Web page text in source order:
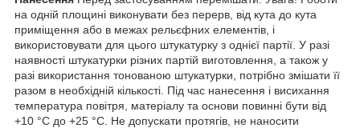
на одній площині виконувати без перерв, від кута до кута
приміщення або в межах рельєфних елементів, і
використовувати для цього штукатурку з однієї партії. У разі
наявності штукатурки різних партій виготовлення, а також у
разі використання тонованою штукатурки, потрібно змішати її
разом в необхідній кількості. Під час нанесення і висихання
температура повітря, матеріалу та основи повинні бути від
+10 °С до +25 °С. Не допускати протягів, не наносити